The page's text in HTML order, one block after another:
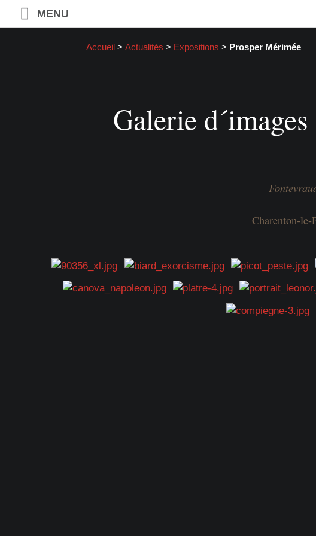
MENU
Accueil > Actualités > Expositions > Prosper Mérimée
Galerie
Charenton-